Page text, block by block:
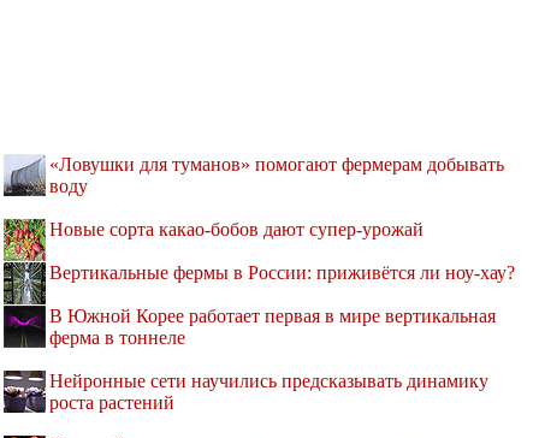
«Ловушки для туманов» помогают фермерам добывать
воду
Новые сорта какао-бобов дают супер-урожай
Вертикальные фермы в России: приживётся ли ноу-хау?
В Южной Корее работает первая в мире вертикальная
ферма в тоннеле
Нейронные сети научились предсказывать динамику
роста растений